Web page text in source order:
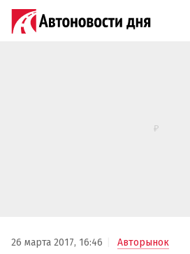
26 марта 2017, 16:46 Авторынок